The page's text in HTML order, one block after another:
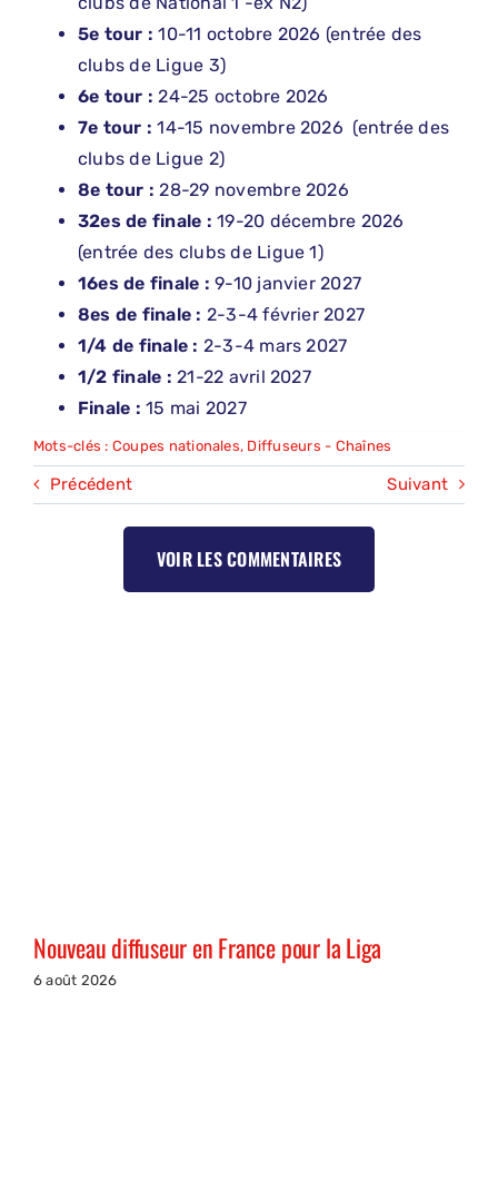
5e tour : 10-11 octobre 2026 (entrée des
clubs de Ligue 3)
6e tour : 24-25 octobre 2026
7e tour : 14-15 novembre 2026 (entrée des
clubs de Ligue 2)
8e tour : 28-29 novembre 2026
32es de finale : 19-20 décembre 2026
(entrée des clubs de Ligue 1)
16es de finale : 9-10 janvier 2027
8es de finale : 2-3-4 février 2027
1/4 de finale : 2-3-4 mars 2027
1/2 finale : 21-22 avril 2027
Finale : 15 mai 2027
Mots-clés : Coupes nationales, Diffuseurs - Chaînes
Précédent Suivant
VOIR LES COMMENTAIRES
Nouveau diffuseur en France pour la Liga
6 août 2026